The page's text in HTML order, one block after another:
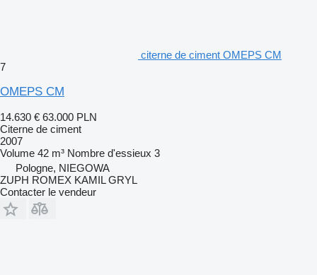
citerne de ciment OMEPS CM
7
OMEPS CM
14.630 € 63.000 PLN
Citerne de ciment
2007
Volume 42 m³ Nombre d'essieux 3
Pologne, NIEGOWA
ZUPH ROMEX KAMIL GRYL
Contacter le vendeur